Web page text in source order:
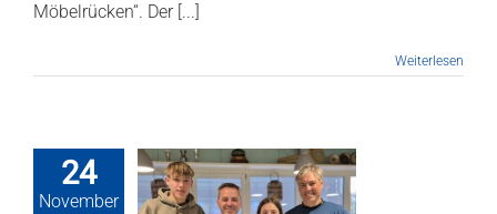
Möbelrücken“. Der [...]
Weiterlesen
24
November